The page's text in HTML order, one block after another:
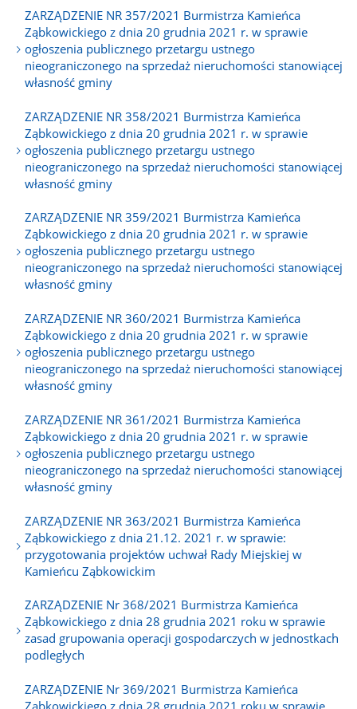
ZARZĄDZENIE NR 357/2021 Burmistrza Kamieńca
Ząbkowickiego z dnia 20 grudnia 2021 r. w sprawie
ogłoszenia publicznego przetargu ustnego
nieograniczonego na sprzedaż nieruchomości stanowiącej
własność gminy
ZARZĄDZENIE NR 358/2021 Burmistrza Kamieńca
Ząbkowickiego z dnia 20 grudnia 2021 r. w sprawie
ogłoszenia publicznego przetargu ustnego
nieograniczonego na sprzedaż nieruchomości stanowiącej
własność gminy
ZARZĄDZENIE NR 359/2021 Burmistrza Kamieńca
Ząbkowickiego z dnia 20 grudnia 2021 r. w sprawie
ogłoszenia publicznego przetargu ustnego
nieograniczonego na sprzedaż nieruchomości stanowiącej
własność gminy
ZARZĄDZENIE NR 360/2021 Burmistrza Kamieńca
Ząbkowickiego z dnia 20 grudnia 2021 r. w sprawie
ogłoszenia publicznego przetargu ustnego
nieograniczonego na sprzedaż nieruchomości stanowiącej
własność gminy
ZARZĄDZENIE NR 361/2021 Burmistrza Kamieńca
Ząbkowickiego z dnia 20 grudnia 2021 r. w sprawie
ogłoszenia publicznego przetargu ustnego
nieograniczonego na sprzedaż nieruchomości stanowiącej
własność gminy
ZARZĄDZENIE NR 363/2021 Burmistrza Kamieńca
Ząbkowickiego z dnia 21.12. 2021 r. w sprawie:
przygotowania projektów uchwał Rady Miejskiej w
Kamieńcu Ząbkowickim
ZARZĄDZENIE Nr 368/2021 Burmistrza Kamieńca
Ząbkowickiego z dnia 28 grudnia 2021 roku w sprawie
zasad grupowania operacji gospodarczych w jednostkach
podległych
ZARZĄDZENIE Nr 369/2021 Burmistrza Kamieńca